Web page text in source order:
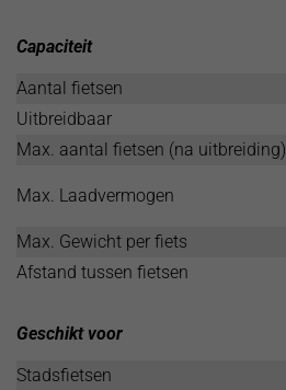
Capaciteit
Aantal fietsen
Uitbreidbaar
Max. aantal fietsen (na uitbreiding)
Max. Laadvermogen
Max. Gewicht per fiets
Afstand tussen fietsen
Geschikt voor
Stadsfietsen